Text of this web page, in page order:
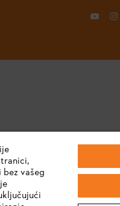
Pitanja o
Uputstva za
vašeg